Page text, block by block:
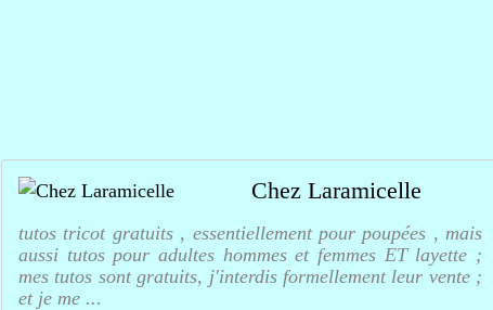
Chez Laramicelle
tutos tricot gratuits , essentiellement pour poupées , mais
aussi tutos pour adultes hommes et femmes ET layette ;
mes tutos sont gratuits, j'interdis formellement leur vente ;
et je me ...